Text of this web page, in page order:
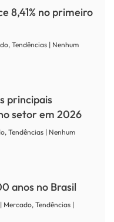
8,41% no primeiro
Tendências | Nenhum
principais
setor em 2026
Tendências | Nenhum
anos no Brasil
Mercado, Tendências |